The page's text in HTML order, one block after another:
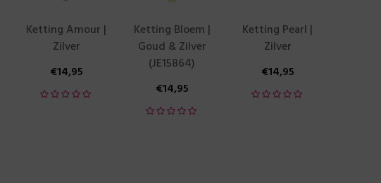
Ketting Amour |
Zilver
€14,95
Ketting Bloem |
Goud & Zilver
(JE15864)
€14,95
Ketting Pearl |
Zilver
€14,95